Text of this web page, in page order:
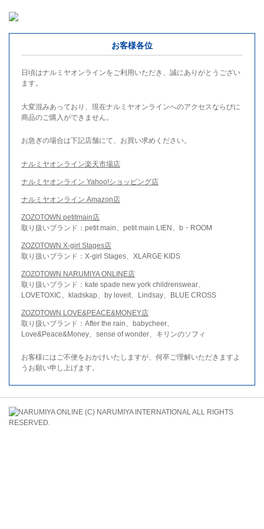
お客様各位
日頃はナルミヤオンラインをご利用いただき、誠にありがとうござい
ます。
大変混みあっており、現在ナルミヤオンラインへのアクセスならびに
商品のご購入ができません。
お急ぎの場合は下記店舗にて、お買い求めください。
ナルミヤオンライン楽天市場店
ナルミヤオンライン Yahoo!ショッピング店
ナルミヤオンライン Amazon店
ZOZOTOWN petitmain店
取り扱いブランド：petit main、petit main LIEN、b・ROOM
ZOZOTOWN X-girl Stages店
取り扱いブランド：X-girl Stages、XLARGE KIDS
ZOZOTOWN NARUMIYA ONLINE店
取り扱いブランド：kate spade new york childrenswear、
LOVETOXIC、kladskap、by loveit、Lindsay、BLUE CROSS
ZOZOTOWN LOVE&PEACE&MONEY店
取り扱いブランド：After the rain、babycheer、
Love&Peace&Money、sense of wonder、キリンのソフィ
お客様にはご不便をおかけいたしますが、何卒ご理解いただきますよ
うお願い申し上げます。